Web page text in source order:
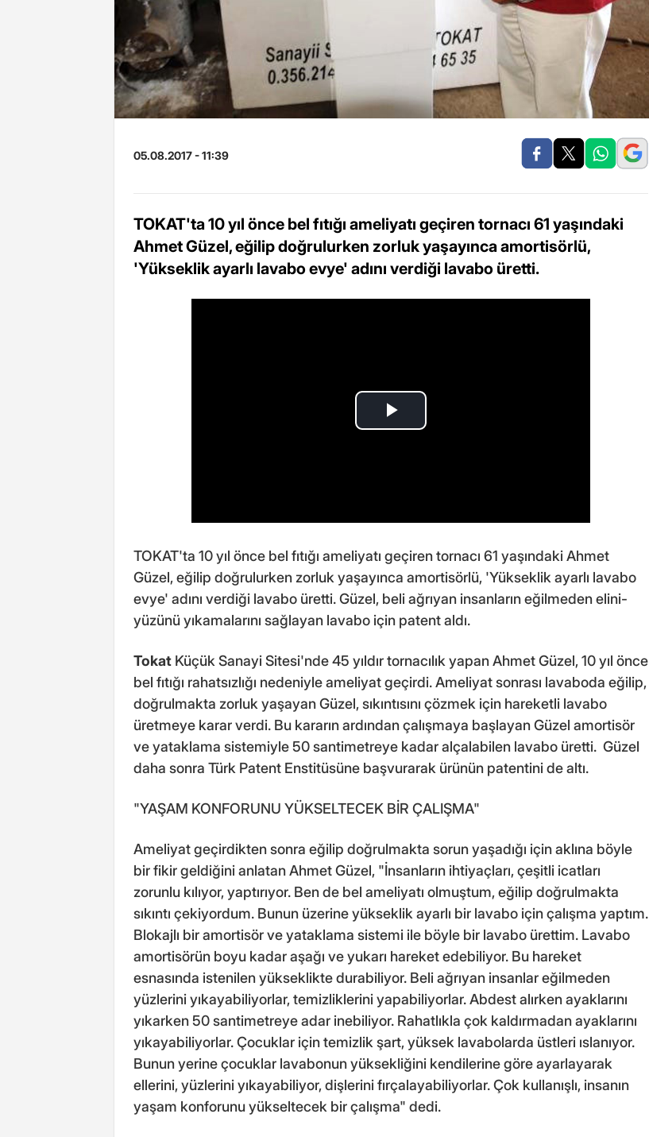
05.08.2017 - 11:39
TOKAT'ta 10 yıl önce bel fıtığı ameliyatı geçiren tornacı 61 yaşındaki
Ahmet Güzel, eğilip doğrulurken zorluk yaşayınca amortisörlü,
'Yükseklik ayarlı lavabo evye' adını verdiği lavabo üretti.
TOKAT'ta 10 yıl önce bel fıtığı ameliyatı geçiren tornacı 61 yaşındaki Ahmet
Güzel, eğilip doğrulurken zorluk yaşayınca amortisörlü, 'Yükseklik ayarlı lavabo
evye' adını verdiği lavabo üretti. Güzel, beli ağrıyan insanların eğilmeden elini-
yüzünü yıkamalarını sağlayan lavabo için patent aldı.
Tokat Küçük Sanayi Sitesi'nde 45 yıldır tornacılık yapan Ahmet Güzel, 10 yıl önce
bel fıtığı rahatsızlığı nedeniyle ameliyat geçirdi. Ameliyat sonrası lavaboda eğilip,
doğrulmakta zorluk yaşayan Güzel, sıkıntısını çözmek için hareketli lavabo
üretmeye karar verdi. Bu kararın ardından çalışmaya başlayan Güzel amortisör
ve yataklama sistemiyle 50 santimetreye kadar alçalabilen lavabo üretti. Güzel
daha sonra Türk Patent Enstitüsüne başvurarak ürünün patentini de altı.
"YAŞAM KONFORUNU YÜKSELTECEK BİR ÇALIŞMA"
Ameliyat geçirdikten sonra eğilip doğrulmakta sorun yaşadığı için aklına böyle
bir fikir geldiğini anlatan Ahmet Güzel, "İnsanların ihtiyaçları, çeşitli icatları
zorunlu kılıyor, yaptırıyor. Ben de bel ameliyatı olmuştum, eğilip doğrulmakta
sıkıntı çekiyordum. Bunun üzerine yükseklik ayarlı bir lavabo için çalışma yaptım.
Blokajlı bir amortisör ve yataklama sistemi ile böyle bir lavabo ürettim. Lavabo
amortisörün boyu kadar aşağı ve yukarı hareket edebiliyor. Bu hareket
esnasında istenilen yükseklikte durabiliyor. Beli ağrıyan insanlar eğilmeden
yüzlerini yıkayabiliyorlar, temizliklerini yapabiliyorlar. Abdest alırken ayaklarını
yıkarken 50 santimetreye adar inebiliyor. Rahatlıkla çok kaldırmadan ayaklarını
yıkayabiliyorlar. Çocuklar için temizlik şart, yüksek lavabolarda üstleri ıslanıyor.
Bunun yerine çocuklar lavabonun yüksekliğini kendilerine göre ayarlayarak
ellerini, yüzlerini yıkayabiliyor, dişlerini fırçalayabiliyorlar. Çok kullanışlı, insanın
yaşam konforunu yükseltecek bir çalışma" dedi.